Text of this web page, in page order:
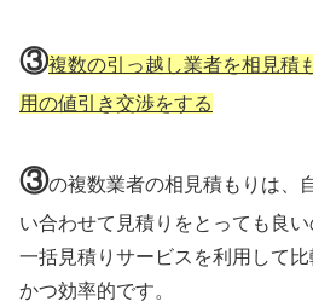
③複数の引っ越し業者を相見積
用の値引き交渉をする
③の複数業者の相見積もりは、
い合わせて見積りをとっても良い
一括見積りサービスを利用して比
かつ効率的です。